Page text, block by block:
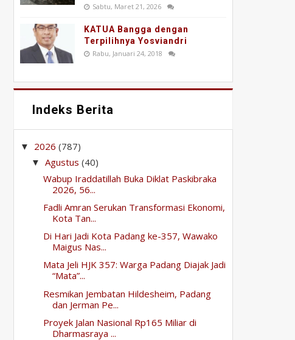
Sabtu, Maret 21, 2026
KATUA Bangga dengan
Terpilihnya Yosviandri
Rabu, Januari 24, 2018
Indeks Berita
▼ 2026(787)
▼Agustus(40)
Wabup Iraddatillah Buka Diklat Paskibraka
2026, 56...
Fadli Amran Serukan Transformasi Ekonomi,
Kota Tan...
Di Hari Jadi Kota Padang ke-357, Wawako
Maigus Nas...
Mata Jeli HJK 357: Warga Padang Diajak Jadi
“Mata”...
Resmikan Jembatan Hildesheim, Padang
dan Jerman Pe...
Proyek Jalan Nasional Rp165 Miliar di
Dharmasraya ...